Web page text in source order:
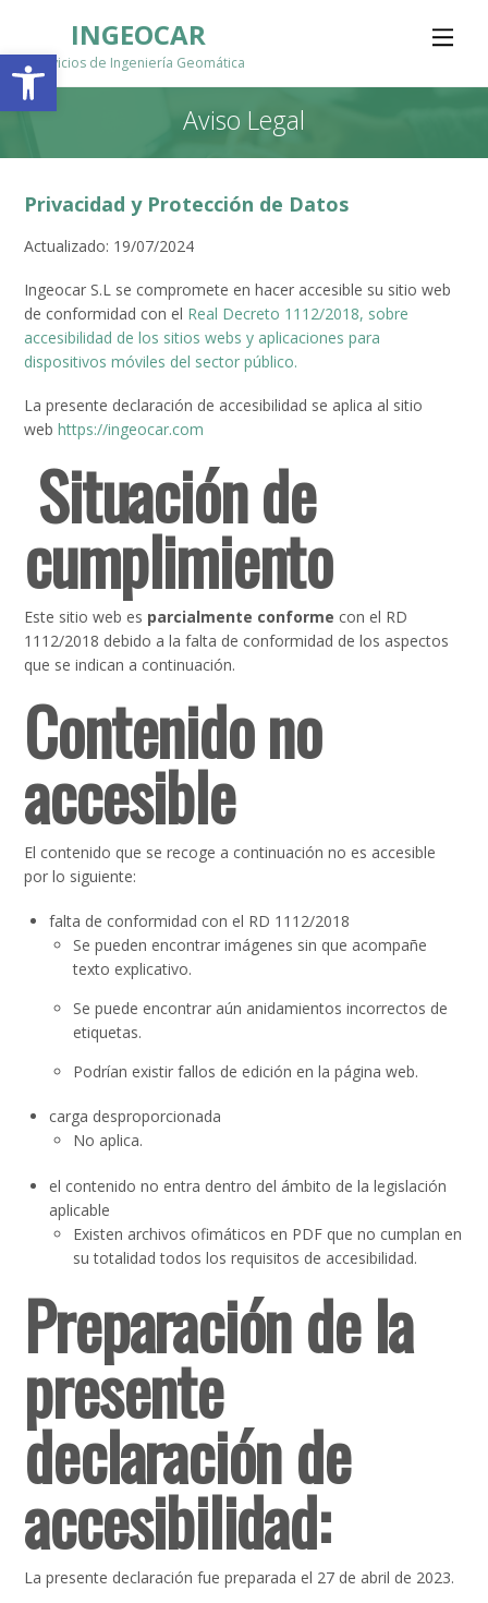
Abrir barra de herramientas
INGEOCAR
Servicios de Ingeniería Geomática
Aviso Legal
Privacidad y Protección de Datos
Actualizado: 19/07/2024
Ingeocar S.L se compromete en hacer accesible su sitio web
de conformidad con el Real Decreto 1112/2018, sobre
accesibilidad de los sitios webs y aplicaciones para
dispositivos móviles del sector público.
La presente declaración de accesibilidad se aplica al sitio
web https://ingeocar.com
Situación de
cumplimiento
Este sitio web es parcialmente conforme con el RD
1112/2018 debido a la falta de conformidad de los aspectos
que se indican a continuación.
Contenido no
accesible
El contenido que se recoge a continuación no es accesible
por lo siguiente:
falta de conformidad con el RD 1112/2018
Se pueden encontrar imágenes sin que acompañe
texto explicativo.
Se puede encontrar aún anidamientos incorrectos de
etiquetas.
Podrían existir fallos de edición en la página web.
carga desproporcionada
No aplica.
el contenido no entra dentro del ámbito de la legislación
aplicable
Existen archivos ofimáticos en PDF que no cumplan en
su totalidad todos los requisitos de accesibilidad.
Preparación de la
presente
declaración de
accesibilidad:
La presente declaración fue preparada el 27 de abril de 2023.